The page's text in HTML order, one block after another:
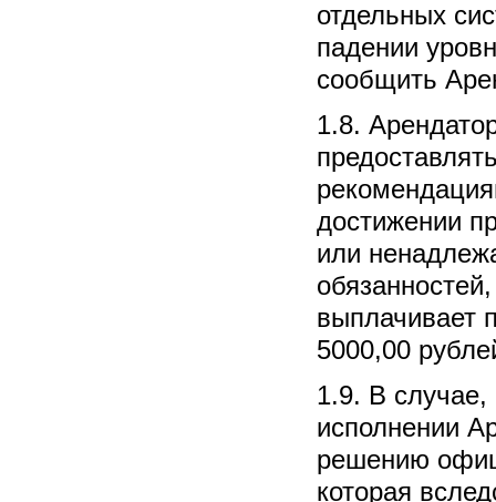
отдельных
падении
сообщить
1.8.
достижении
или
выплачивает
5000,00
1.9. В
исполнении
решению
которая